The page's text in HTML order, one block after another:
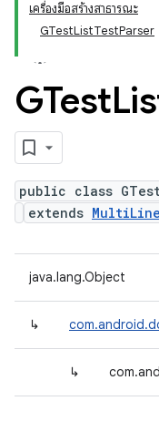
เครื่องมือสร้างสาธารณะ
GTestListTestParser
GTest
public class
extends
java.lang.Object
↳
↳